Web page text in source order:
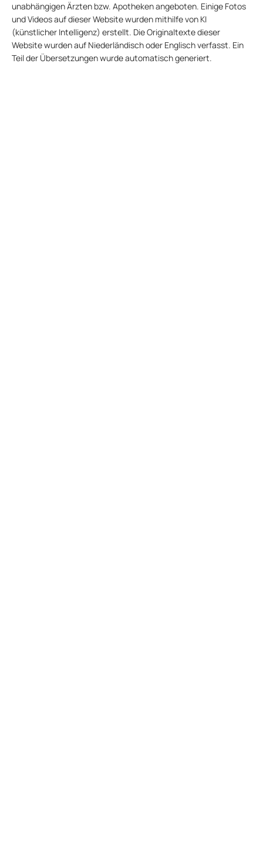
unabhängigen Ärzten bzw. Apotheken angeboten. Einige Fotos
und Videos auf dieser Website wurden mithilfe von KI
(künstlicher Intelligenz) erstellt. Die Originaltexte dieser
Website wurden auf Niederländisch oder Englisch verfasst. Ein
Teil der Übersetzungen wurde automatisch generiert.